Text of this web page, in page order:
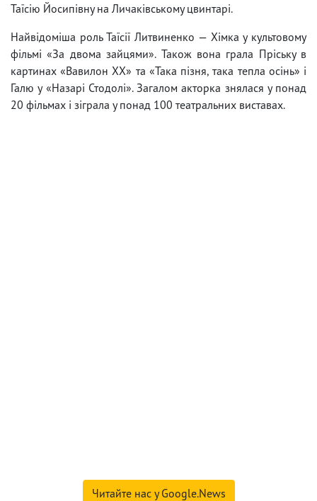
Таїсію Йосипівну на Личаківському цвинтарі.
Найвідоміша роль Таїсії Литвиненко — Хімка у культовому
фільмі «За двома зайцями». Також вона грала Пріську в
картинах «Вавилон XX» та «Така пізня, така тепла осінь» і
Галю у «Назарі Стодолі». Загалом акторка знялася у понад
20 фільмах і зіграла у понад 100 театральних виставах.
Читайте нас у Google.News